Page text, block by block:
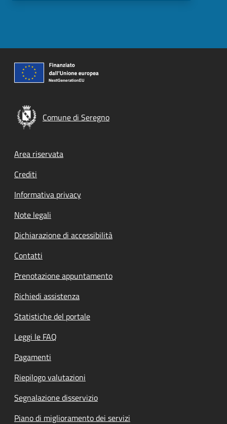
Comune di Seregno
Footer menu
Area riservata
Crediti
Informativa privacy
Note legali
Dichiarazione di accessibilità
Contatti
Prenotazione appuntamento
Richiedi assistenza
Statistiche del portale
Leggi le FAQ
Pagamenti
Riepilogo valutazioni
Segnalazione disservizio
Piano di miglioramento dei servizi